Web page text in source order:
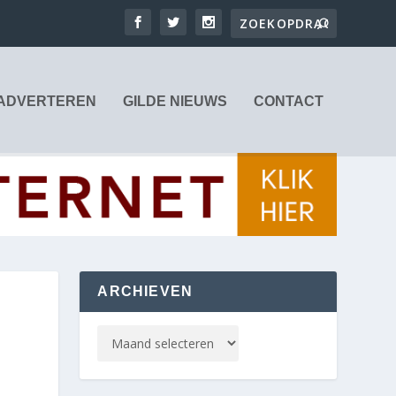
GILDE NIEUWS CONTACT
ARCHIEVEN